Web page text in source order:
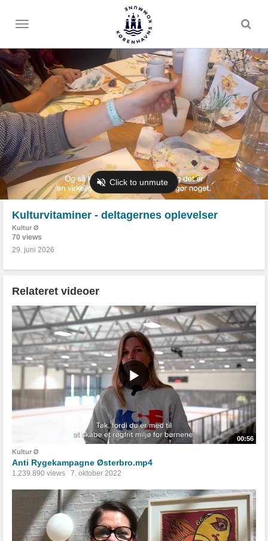
Toggle
Kulturvitaminer - deltagernes oplevelser
Kultur Ø
70 views
29. juni 2026
Relateret videoer
00:56
Kultur Ø
Anti Rygekampagne Østerbro.mp4
1.239.890 views 7. oktober 2022